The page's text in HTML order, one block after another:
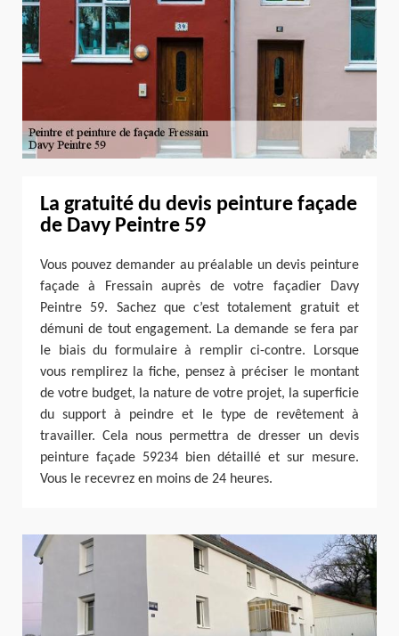
La gratuité du devis peinture façade
de Davy Peintre 59
Vous pouvez demander au préalable un devis peinture
façade à Fressain auprès de votre façadier Davy
Peintre 59. Sachez que c’est totalement gratuit et
démuni de tout engagement. La demande se fera par
le biais du formulaire à remplir ci-contre. Lorsque
vous remplirez la fiche, pensez à préciser le montant
de votre budget, la nature de votre projet, la superficie
du support à peindre et le type de revêtement à
travailler. Cela nous permettra de dresser un devis
peinture façade 59234 bien détaillé et sur mesure.
Vous le recevrez en moins de 24 heures.